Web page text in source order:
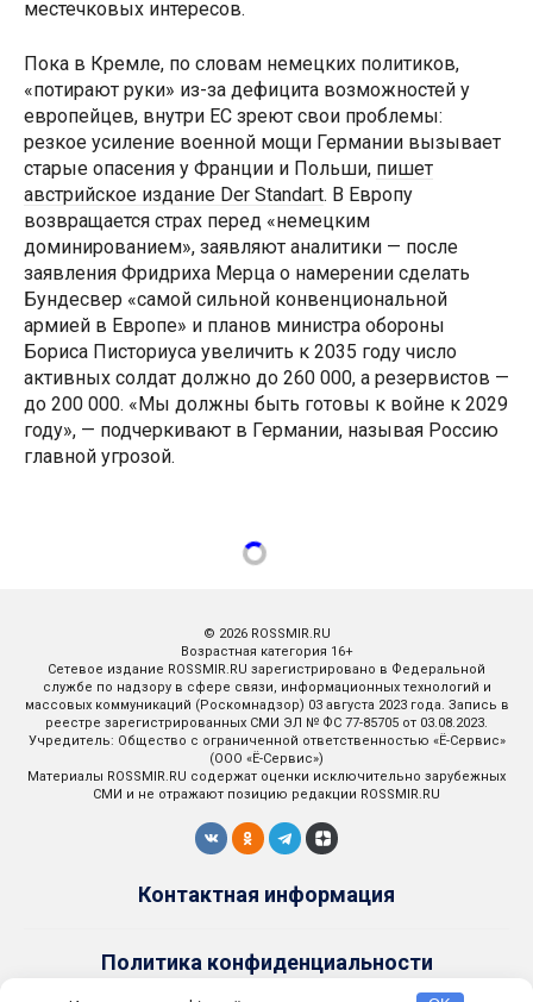
местечковых интересов.
Пока в Кремле, по словам немецких политиков,
«потирают руки» из-за дефицита возможностей у
европейцев, внутри ЕС зреют свои проблемы:
резкое усиление военной мощи Германии вызывает
старые опасения у Франции и Польши, пишет
австрийское издание Der Standart. В Европу
возвращается страх перед «немецким
доминированием», заявляют аналитики — после
заявления Фридриха Мерца о намерении сделать
Бундесвер «самой сильной конвенциональной
армией в Европе» и планов министра обороны
Бориса Писториуса увеличить к 2035 году число
активных солдат должно до 260 000, а резервистов —
до 200 000. «Мы должны быть готовы к войне к 2029
году», — подчеркивают в Германии, называя Россию
главной угрозой.
© 2026 ROSSMIR.RU
Возрастная категория 16+
Сетевое издание ROSSMIR.RU зарегистрировано в Федеральной
службе по надзору в сфере связи, информационных технологий и
массовых коммуникаций (Роскомнадзор) 03 августа 2023 года. Запись в
реестре зарегистрированных СМИ ЭЛ № ФС 77-85705 от 03.08.2023.
Учредитель: Общество с ограниченной ответственностью «Ё-Сервис»
(ООО «Ё-Сервис»)
Материалы ROSSMIR.RU содержат оценки исключительно зарубежных
СМИ и не отражают позицию редакции ROSSMIR.RU
Контактная информация
Политика конфиденциальности